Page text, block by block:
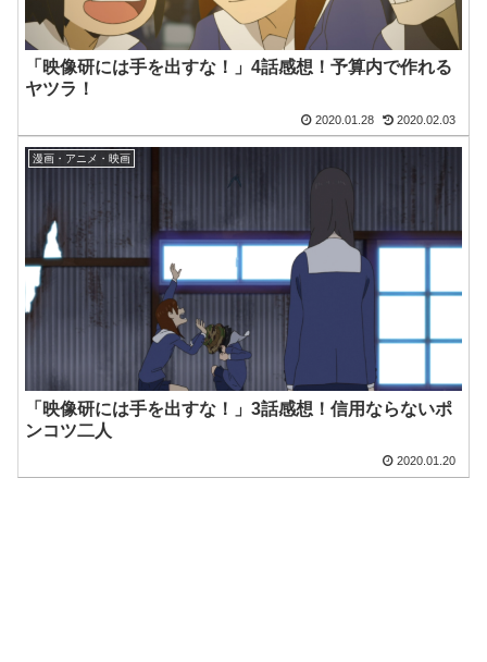
「映像研には手を出すな！」4話感想！予算内で作れる
ヤツラ！
2020.01.28 2020.02.03
漫画・アニメ・映画
「映像研には手を出すな！」3話感想！信用ならないポ
ンコツ二人
2020.01.20